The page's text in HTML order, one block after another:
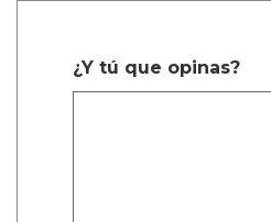
¿Y tú que opinas?